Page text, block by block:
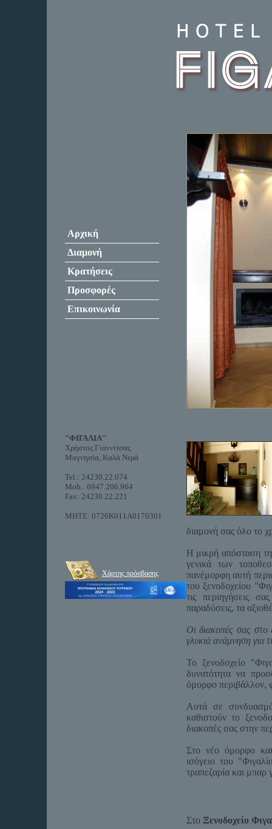
Αρχική
Διαμονή
Κρατήσεις
Προσφορές
Επικοινωνία
"ΦΙΓΑΛΙΑ"
Χρήστος Γιαννίτσας
Μαγνησία, Καλά Νερά
Tel.: 24230.22.074
Mob.: 6947.206.964
Fax: 24230.22.221
MHTE: 0726K011A0170301
Χάρτης πρόσβασης
διαμονή σας όλο το
Η μικρή απόσταση
γενικά των
πανέμορφη αυτή
του ξενοδοχείου
τις περιηγήσεις
παραδόσεις, τα
Οι διακοπές σας στο
γλυκιά ανάμνηση για
Το ξενοδοχείο
δυνατότητα να
όμορφο περιβάλλον,
Αυτά σε
καθιστούν το
διακοπές σας στην
Στο νέο όμορφο
ισόγειο του
τραπεζαρία και
Στο Ξενοδοχείο